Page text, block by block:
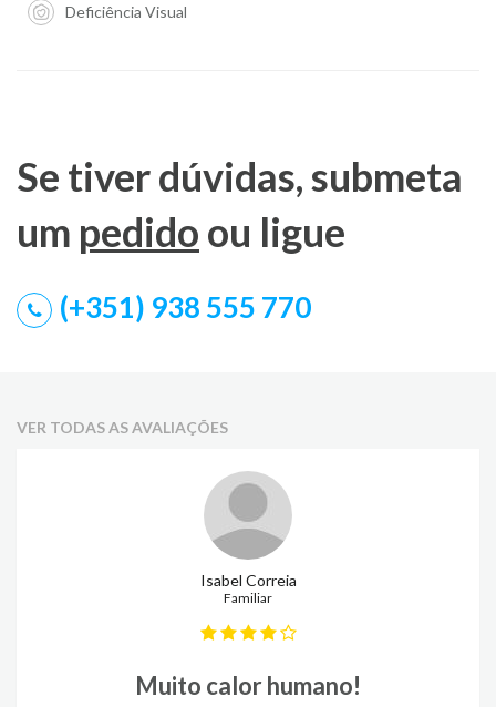
Deficiência Visual
Se tiver dúvidas, submeta
um pedido ou ligue
(+351) 938 555 770
VER TODAS AS AVALIAÇÕES
Isabel Correia
Familiar
Muito calor humano!